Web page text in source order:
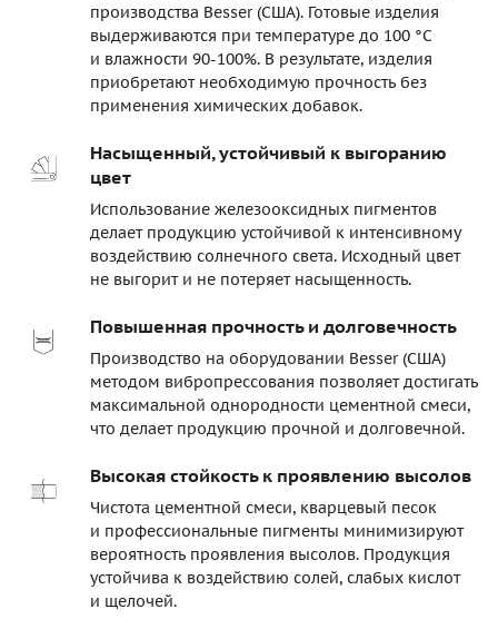
производства Besser (США). Готовые изделия
выдерживаются при температуре до 100 °C
и влажности 90-100%. В результате, изделия
приобретают необходимую прочность без
применения химических добавок.
Насыщенный, устойчивый к выгоранию
цвет
Использование железооксидных пигментов
делает продукцию устойчивой к интенсивному
воздействию солнечного света. Исходный цвет
не выгорит и не потеряет насыщенность.
Повышенная прочность и долговечность
Производство на оборудовании Besser (США)
методом вибропрессования позволяет достигать
максимальной однородности цементной смеси,
что делает продукцию прочной и долговечной.
Высокая стойкость к проявлению высолов
Чистота цементной смеси, кварцевый песок
и профессиональные пигменты минимизируют
вероятность проявления высолов. Продукция
устойчива к воздействию солей, слабых кислот
и щелочей.